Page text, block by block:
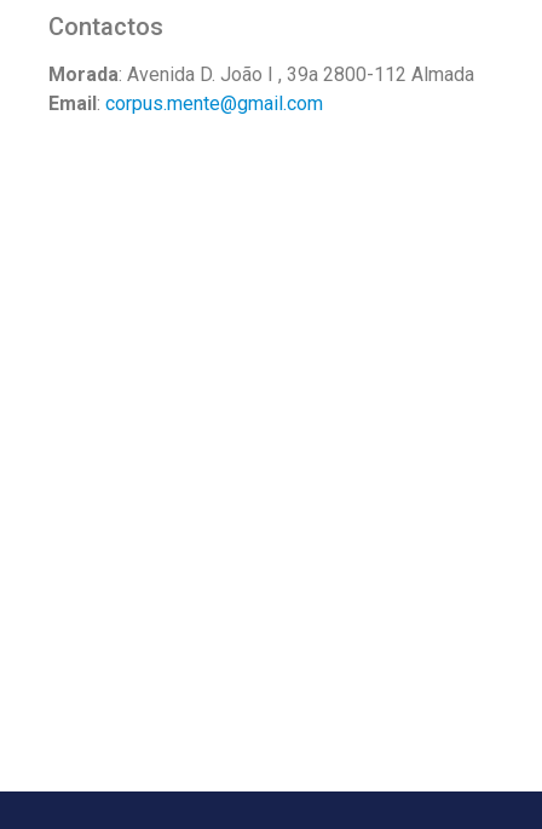
Contactos
Morada: Avenida D. João I , 39a 2800-112 Almada
Email: corpus.mente@gmail.com